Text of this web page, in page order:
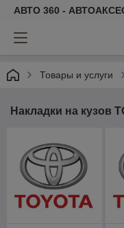
АВТО 360 -
Товары и услуги
Накладки на кузов